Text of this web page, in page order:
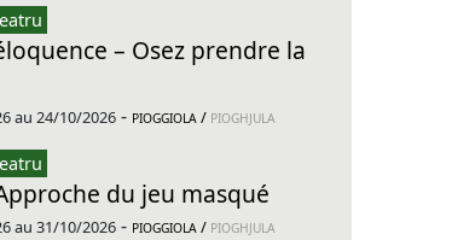
– Osez prendre la
au 24/10/2026 - PIOGGIOLA / PIOGHJULA
du jeu masqué
au 31/10/2026 - PIOGGIOLA / PIOGHJULA